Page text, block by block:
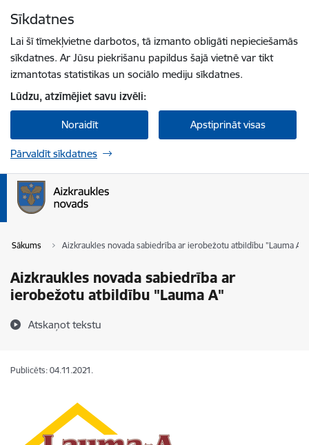
Sīkdatnes
Lai šī tīmekļvietne darbotos, tā izmanto obligāti nepieciešamās
sīkdatnes. Ar Jūsu piekrišanu papildus šajā vietnē var tikt
izmantotas statistikas un sociālo mediju sīkdatnes.
Lūdzu, atzīmējiet savu izvēli:
Noraidīt Apstiprināt visas
Pārvaldīt sīkdatnes
Sākums Aizkraukles novada sabiedrība ar ierobežotu atbildību "Lauma A"
Aizkraukles novada sabiedrība ar
ierobežotu atbildību "Lauma A"
Atskaņot tekstu
Publicēts: 04.11.2021.